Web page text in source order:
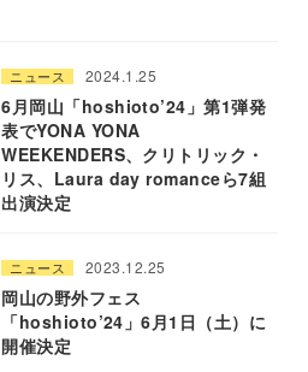
ニュース 2024.1.25
6月岡山「hoshioto’24」第1弾発
表でYONA YONA
WEEKENDERS、クリトリック・
リス、Laura day romanceら7組
出演決定
ニュース 2023.12.25
岡山の野外フェス
「hoshioto’24」6月1日（土）に
開催決定